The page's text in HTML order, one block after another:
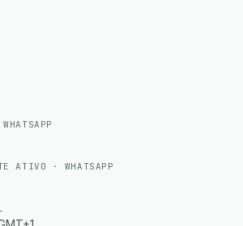
ATIVO · WHATSAPP